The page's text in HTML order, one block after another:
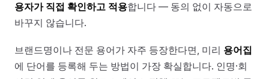
용자가 직접 확인하고 적용합니다 — 동의 없이 자동으로
바꾸지 않습니다.
브랜드명이나 전문 용어가 자주 등장한다면, 미리 용어집
에 단어를 등록해 두는 방법이 가장 확실합니다. 인명·회